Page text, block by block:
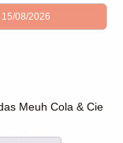
08/2026
Meuh Cola & Cie